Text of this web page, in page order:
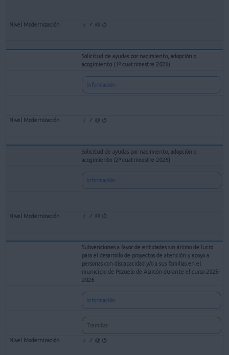
Solicitud de ayudas por nacimiento, adopción o
acogimiento (1º cuatrimestre 2026)
Información
Solicitud de ayudas por nacimiento, adopción o
acogimiento (2º cuatrimestre 2026)
Información
Subvenciones a favor de entidades sin ánimo de lucro
para el desarrollo de proyectos de atención y apoyo a
personas con discapacidad y/o a sus familias en el
municipio de Pozuelo de Alarcón durante el curso 2025-
2026
Información
Tramitar